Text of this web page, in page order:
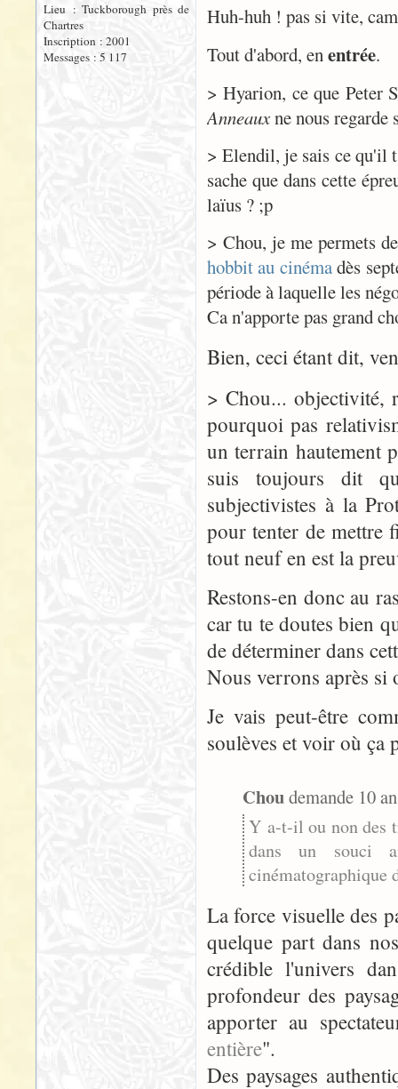
Lieu : Tuckborough près de
Chartres
Inscription : 2001
Messages : 5 117
Huh-huh ! pas si vite,
Tout d'abord, enentrée.
> Hyarion, ce que Peter
Anneauxne nous regarde
> Elendil, je sais ce qu'il
sache que dans cette
laïus ? ;p
> Chou, je me permets
hobbit au cinémadès
période à laquelle les
Ca n'apporte pas grand
Bien, ceci étant dit,
> Chou... objectivité,
pourquoi pas
un terrain hautement
suis toujours dit
subjectivistes à la
pour tenter de mettre
tout neuf en est la
Restons-en donc au
car tu te doutes bien
de déterminer dans
Nous verrons après si
Je vais peut-être
soulèves et voir où ça
Choudemande 10
Y a-t-il ou non des
dans un souci
cinématographique
La force visuelle des
quelque part dans
crédible l'univers
profondeur des
apporter au
entière".
Des paysages